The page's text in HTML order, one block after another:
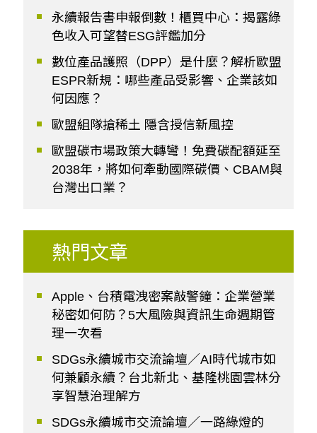
永續報告書申報倒數！櫃買中心：揭露綠
色收入可望替ESG評鑑加分
數位產品護照（DPP）是什麼？解析歐盟
ESPR新規：哪些產品受影響、企業該如
何因應？
歐盟組隊搶稀土 隱含授信新風控
歐盟碳市場政策大轉彎！免費碳配額延至
2038年，將如何牽動國際碳價、CBAM與
台灣出口業？
熱門文章
Apple、台積電洩密案敲警鐘：企業營業
秘密如何防？5大風險與資訊生命週期管
理一次看
SDGs永續城市交流論壇／AI時代城市如
何兼顧永續？台北新北、基隆桃園雲林分
享智慧治理解方
SDGs永續城市交流論壇／一路綠燈的